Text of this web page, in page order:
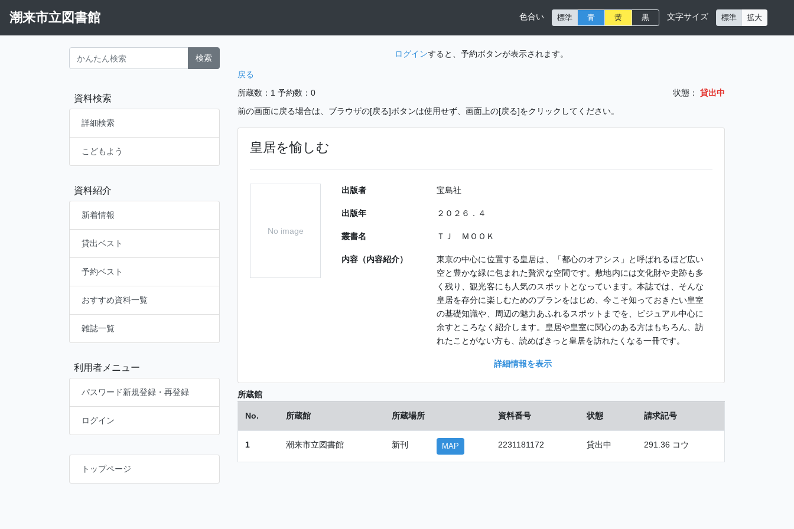
潮来市立図書館 色合い 標準 青 黄 黒 文字サイズ 標準 拡大
検索
資料検索
詳細検索
こどもよう
資料紹介
新着情報
貸出ベスト
予約ベスト
おすすめ資料一覧
雑誌一覧
利用者メニュー
パスワード新規登録・再登録
ログイン
トップページ
ログインすると、予約ボタンが表示されます。
戻る
所蔵数：1 予約数：0 状態：
貸出中
前の画面に戻る場合は、ブラウザの[戻る]ボタンは使用せず、画面上の[戻る]をクリックしてください。
皇居を愉しむ
No image
出版者 宝島社
出版年 ２０２６．４
叢書名 ＴＪ ＭＯＯＫ
内容（内容紹介）
東京の中心に位置する皇居は、「都心のオアシス」と呼ばれるほど広い
空と豊かな緑に包まれた贅沢な空間です。敷地内には文化財や史跡も多
く残り、観光客にも人気のスポットとなっています。本誌では、そんな
皇居を存分に楽しむためのプランをはじめ、今こそ知っておきたい皇室
の基礎知識や、周辺の魅力あふれるスポットまでを、ビジュアル中心に
余すところなく紹介します。皇居や皇室に関心のある方はもちろん、訪
れたことがない方も、読めばきっと皇居を訪れたくなる一冊です。
詳細情報を表示
所蔵館
No. 所蔵館 所蔵場所 資料番号 状態 請求記号
1 潮来市立図書館 新刊 MAP 2231181172 貸出中 291.36 コウ